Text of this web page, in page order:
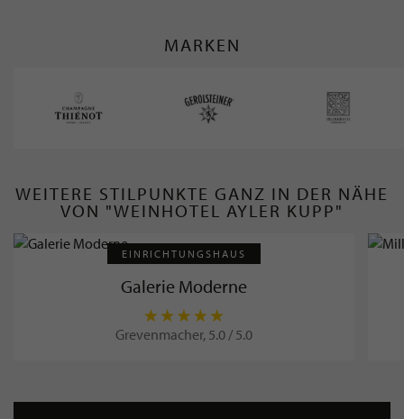
MARKEN
WEITERE STILPUNKTE GANZ IN DER NÄHE
VON "WEINHOTEL AYLER KUPP"
EINRICHTUNGSHAUS
Galerie Moderne
Grevenmacher, 5.0 / 5.0